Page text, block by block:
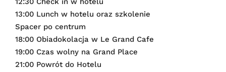
13:00 Lunch w hotelu oraz szkolenie
Spacer po centrum
18:00 Obiadokolacja w Le Grand Cafe
19:00 Czas wolny na Grand Place
21:00 Powrót do Hotelu